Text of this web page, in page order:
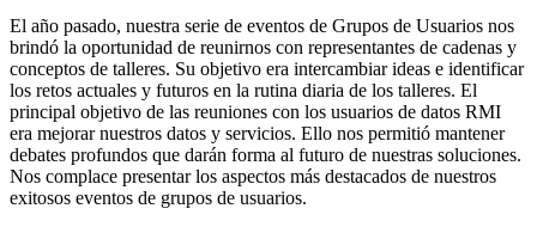
El año pasado, nuestra serie de eventos de Grupos de Usuarios nos
brindó la oportunidad de reunirnos con representantes de cadenas y
conceptos de talleres. Su objetivo era intercambiar ideas e identificar
los retos actuales y futuros en la rutina diaria de los talleres. El
principal objetivo de las reuniones con los usuarios de datos RMI
era mejorar nuestros datos y servicios. Ello nos permitió mantener
debates profundos que darán forma al futuro de nuestras soluciones.
Nos complace presentar los aspectos más destacados de nuestros
exitosos eventos de grupos de usuarios.